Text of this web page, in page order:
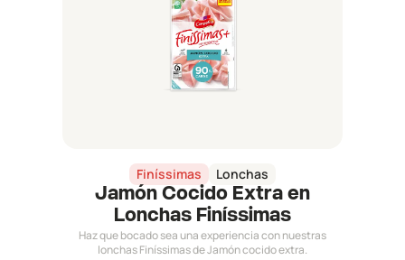
Finíssimas Lonchas
Jamón Cocido Extra en
Lonchas Finíssimas
Haz que bocado sea una experiencia con nuestras
lonchas Finíssimas de Jamón cocido extra.